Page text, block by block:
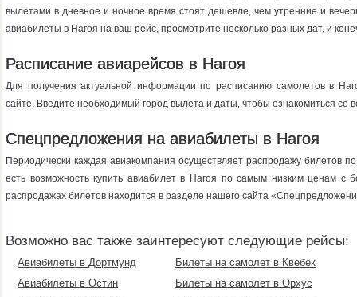
вылетами в дневное и ночное время стоят дешевле, чем утренние и
авиабилеты в Нагоя на ваш рейс, просмотрите несколько разных дат, и
Расписание авиарейсов в Нагоя
Для получения актуальной информации по расписанию самолетов в
сайте. Введите необходимый город вылета и даты, чтобы ознакомиться
Спецпредложения на авиабилеты в Нагоя
Периодически каждая авиакомпания осуществляет распродажу билетов
есть возможность купить авиабилет в Нагоя по самым низким ценам с
распродажах билетов находится в разделе нашего сайта
Возможно вас также заинтересуют следующие рейсы:
Авиабилеты в Дортмунд
Авиабилеты в Остин
Билеты на самолет в Квебек
Билеты на самолет в Орхус